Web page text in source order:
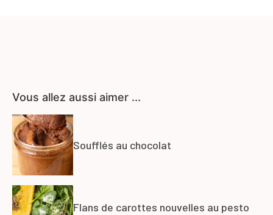
Vous allez aussi aimer ...
Soufflés au chocolat
Flans de carottes nouvelles au pesto